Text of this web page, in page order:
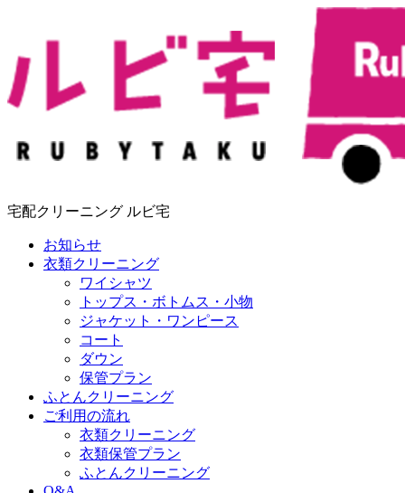
宅配クリーニング ルビ宅
お知らせ
衣類クリーニング
ワイシャツ
トップス・ボトムス・小物
ジャケット・ワンピース
コート
ダウン
保管プラン
ふとんクリーニング
ご利用の流れ
衣類クリーニング
衣類保管プラン
ふとんクリーニング